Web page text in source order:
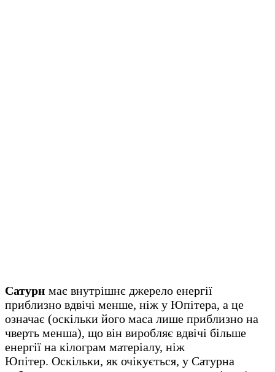
Сатурн має внутрішнє джерело енергії
приблизно вдвічі менше, ніж у Юпітера, а це
означає (оскільки його маса лише приблизно на
чверть менша), що він виробляє вдвічі більше
енергії на кілограм матеріалу, ніж
Юпітер. Оскільки, як очікується, у Сатурна